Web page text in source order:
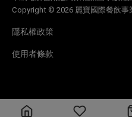
Copyright © 2026 麗寶國際餐飲事
隱私權政策
使用者條款